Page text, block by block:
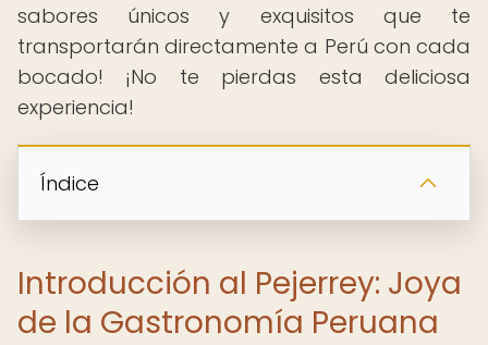
sabores únicos y exquisitos que te
transportarán directamente a Perú con cada
bocado! ¡No te pierdas esta deliciosa
experiencia!
Índice
Introducción al Pejerrey: Joya
de la Gastronomía Peruana